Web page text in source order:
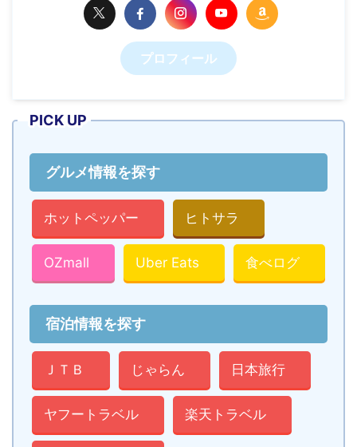
プロフィール
PICK UP
グルメ情報を探す
ホットペッパー ヒトサラ
OZmall Uber Eats 食べログ
宿泊情報を探す
ＪＴＢ じゃらん 日本旅行
ヤフートラベル 楽天トラベル